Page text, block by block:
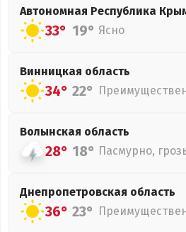
Автономная Республика
33° 19° Ясно
Винницкая область
34° 22°
Волынская область
28° 18° Пасмурно,
Днепропетровская область
36° 23°